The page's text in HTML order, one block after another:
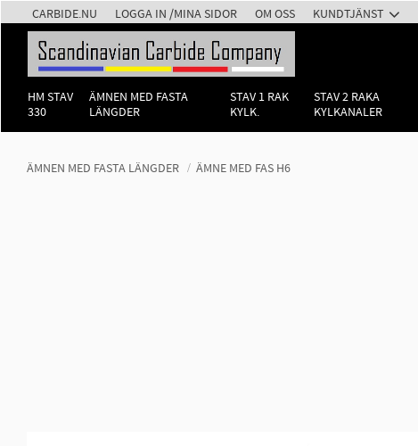
CARBIDE.NU LOGGA IN /MINA SIDOR OM OSS KUNDTJÄNST
HM STAV
330
ÄMNEN MED FASTA
LÄNGDER
STAV 1 RAK
KYLK.
STAV 2 RAKA
KYLKANALER
ÄMNEN MED FASTA LÄNGDER ÄMNE MED FAS H6